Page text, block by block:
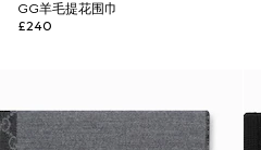
GG羊毛提花围巾
£240